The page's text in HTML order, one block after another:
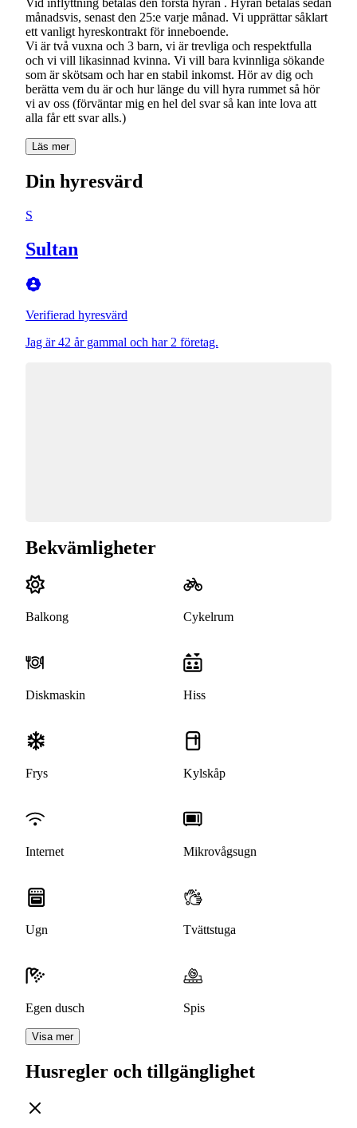
månadsvis, senast den 25:e varje månad. Vi upprättar såklart
ett vanligt hyreskontrakt för inneboende.
Vi är två vuxna och 3 barn, vi är trevliga och respektfulla
och vi vill likasinnad kvinna. Vi vill bara kvinnliga sökande
som är skötsam och har en stabil inkomst. Hör av dig och
berätta vem du är och hur länge du vill hyra rummet så hör
vi av oss (förväntar mig en hel del svar så kan inte lova att
Läs mer
Din hyresvärd
S
Sultan
Verifierad hyresvärd
Jag är 42 år gammal och har 2 företag.
Bekvämligheter
Balkong Cykelrum
Diskmaskin Hiss
Frys Kylskåp
Internet Mikrovågsugn
Ugn Tvättstuga
Egen dusch Spis
Visa mer
Husregler och tillgänglighet